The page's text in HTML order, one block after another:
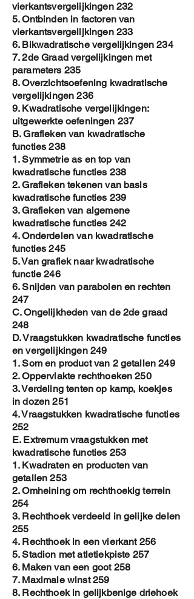
vierkantsvergelijkingen 232
5. Ontbinden in factoren van
vierkantsvergelijkingen 233
6. Bikwadratische vergelijkingen 234
7. 2de Graad vergelijkingen met
parameters 235
8. Overzichtsoefening kwadratische
vergelijkingen 236
9. Kwadratische vergelijkingen:
uitgewerkte oefeningen 237
B. Grafieken van kwadratische
functies 238
1. Symmetrie as en top van
kwadratische functies 238
2. Grafieken tekenen van basis
kwadratische functies 239
3. Grafieken van algemene
kwadratische functies 242
4. Onderdelen van kwadratische
functies 245
5. Van grafiek naar kwadratische
functie 246
6. Snijden van parabolen en rechten
247
C. Ongelijkheden van de 2de graad
248
D. Vraagstukken kwadratische functies
en vergelijkingen 249
1. Som en product van 2 getallen 249
2. Oppervlakte rechthoeken 250
3. Verdeling tenten op kamp, koekjes
in dozen 251
4. Vraagstukken kwadratische functies
252
E. Extremum vraagstukken met
kwadratische functies 253
1. Kwadraten en producten van
getallen 253
2. Omheining om rechthoekig terrein
254
3. Rechthoek verdeeld in gelijke delen
255
4. Rechthoek in een vierkant 256
5. Stadion met atletiekpiste 257
6. Maken van een goot 258
7. Maximale winst 259
8. Rechthoek in gelijkbenige driehoek